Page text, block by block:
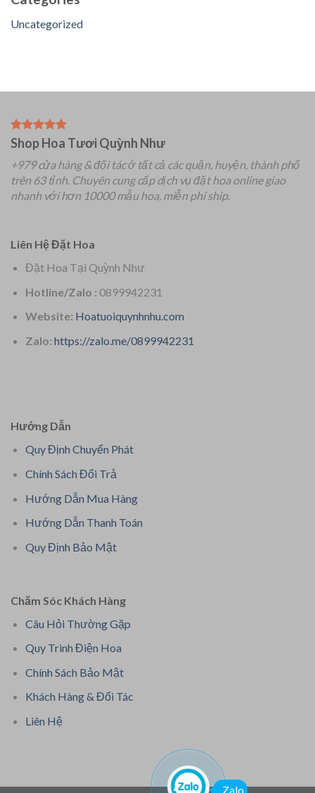
Uncategorized
Shop Hoa Tươi Quỳnh Như
+979 cửa hàng & đối tác ở tất cả các quận, huyện, thành phố
trên 63 tỉnh. Chuyên cung cấp dịch vụ đặt hoa online giao
nhanh với hơn 10000 mẫu hoa, miễn phí ship.
Liên Hệ Đặt Hoa
Đặt Hoa Tại Quỳnh Như
Hotline/Zalo : 0899942231
Website: Hoatuoiquynhnhu.com
Zalo: https://zalo.me/0899942231
Hướng Dẫn
Quy Định Chuyển Phát
Chính Sách Đổi Trả
Hướng Dẫn Mua Hàng
Hướng Dẫn Thanh Toán
Quy Định Bảo Mật
Chăm Sóc Khách Hàng
Câu Hỏi Thường Gặp
Quy Trình Điện Hoa
Chính Sách Bảo Mật
Khách Hàng & Đối Tác
Liên Hệ
Zalo